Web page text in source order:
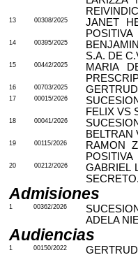
13 00308/2025
JANET
POSITIVA
14 00395/2025
S.A. DE
15 00442/2025
MARIA
16 00703/2025
17 00015/2026
FELIX VS
18 00041/2026
BELTRAN
19 00115/2026
RAMON
POSITIVA
20 00212/2026
GABRIEL
Admisiones
1 00362/2026
ADELA
Audiencias
1 00150/2022